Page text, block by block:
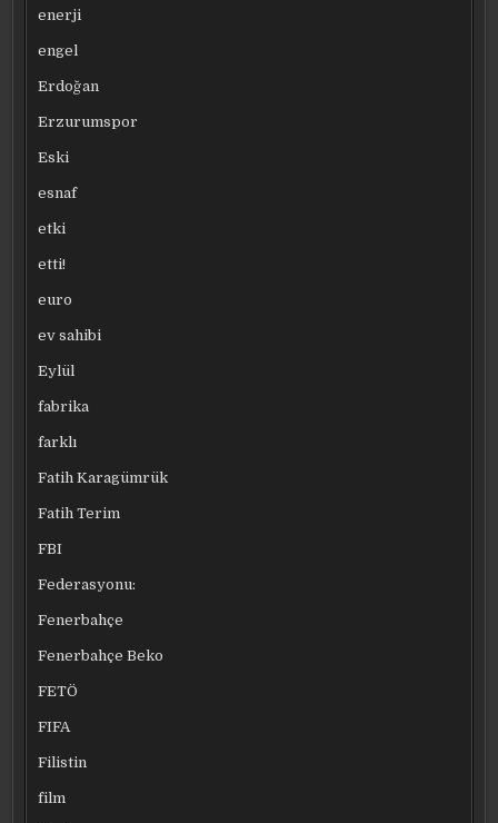
enerji
engel
Erdoğan
Erzurumspor
Eski
esnaf
etki
etti!
euro
ev sahibi
Eylül
fabrika
farklı
Fatih Karagümrük
Fatih Terim
FBI
Federasyonu:
Fenerbahçe
Fenerbahçe Beko
FETÖ
FIFA
Filistin
film